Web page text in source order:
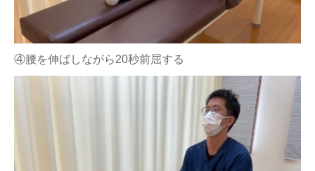
④腰を伸ばしながら20秒前屈する